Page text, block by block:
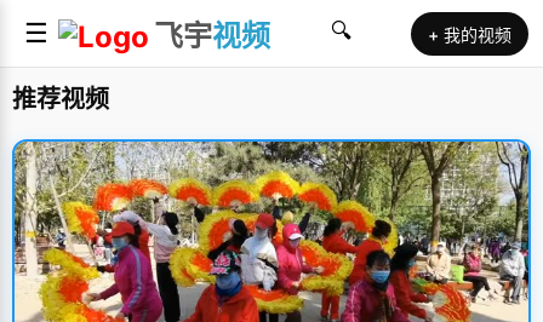
☰ 飞宇视频 🔍 + 我的视频
推荐视频